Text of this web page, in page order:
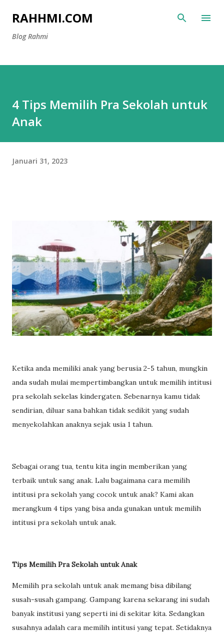
Langsung ke konten utama
RAHHMI.COM
Blog Rahmi
4 Tips Memilih Pra Sekolah untuk
Anak
Januari 31, 2023
Ketika anda memiliki anak yang berusia 2-5 tahun, mungkin
anda sudah mulai mempertimbangkan untuk memilih intitusi
pra sekolah sekelas kindergaten. Sebenarnya kamu tidak
sendirian, diluar sana bahkan tidak sedikit yang sudah
menyekolahkan anaknya sejak usia 1 tahun.
Sebagai orang tua, tentu kita ingin memberikan yang
terbaik untuk sang anak. Lalu bagaimana cara memilih
intitusi pra sekolah yang cocok untuk anak? Kami akan
merangkum 4 tips yang bisa anda gunakan untuk memilih
intitusi pra sekolah untuk anak.
Tips Memilih Pra Sekolah untuk Anak
Memilih pra sekolah untuk anak memang bisa dibilang
susah-susah gampang. Gampang karena sekarang ini sudah
banyak institusi yang seperti ini di sekitar kita. Sedangkan
susahnya adalah cara memilih intitusi yang tepat. Setidaknya